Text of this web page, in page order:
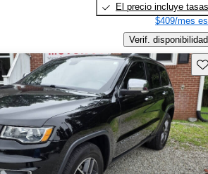
El precio incluye tasas
$409/mes
Verif. disponibilidad